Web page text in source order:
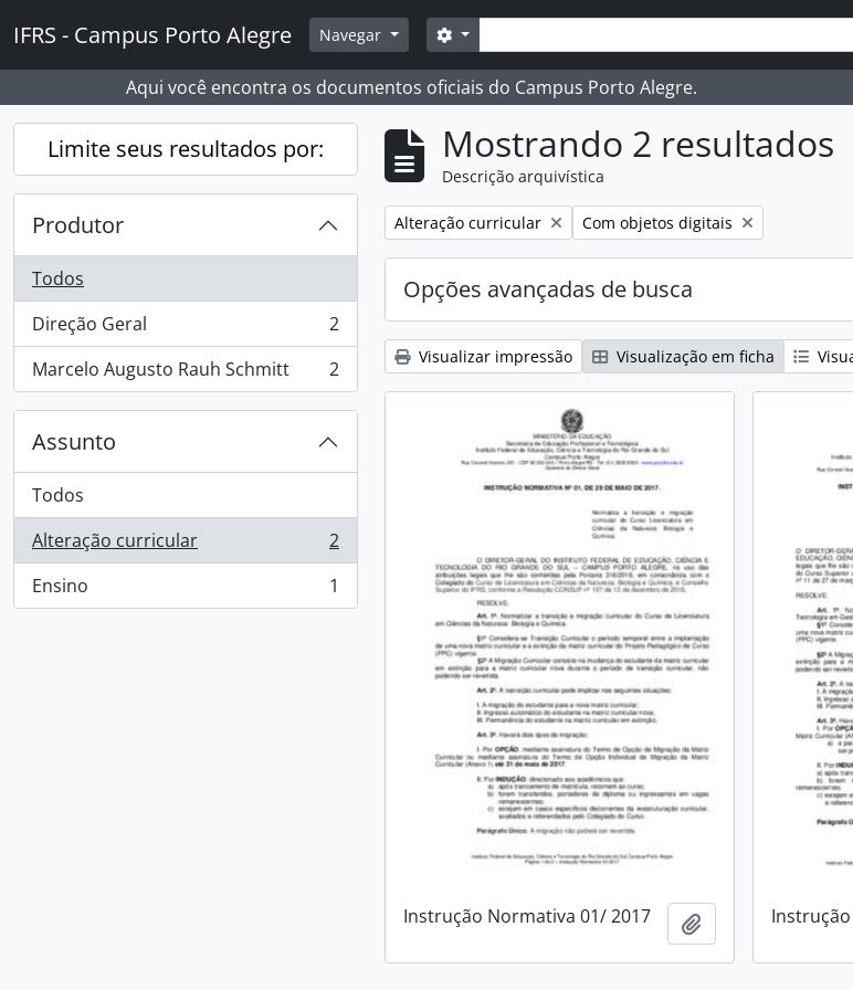
IFRS - Campus Porto Alegre Navegar Buscar
Opções de busca
Aqui você encontra os documentos oficiais do Campus Porto Alegre.
Limite seus resultados por:
Produtor
Todos
Direção Geral
, 2 resultados
2
Marcelo Augusto Rauh Schmitt
, 2 resultados 2
Assunto
Todos
Alteração curricular
, 2 resultados
2
Ensino
, 1 resultados 1
Mostrando 2 resultados
Descrição arquivística
Remover filtro:
Alteração curricular Remover filtro:
Com objetos digitais
Opções avançadas de busca
Visualizar impressão Visualização em ficha
Instrução Normativa 01/ 2017 Adicionar a área